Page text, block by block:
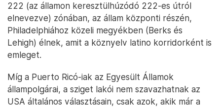
222 (az államon keresztülhúzódó 222-es útról
elnevezve) zónában, az állam központi részén,
Philadelphiához közeli megyékben (Berks és
Lehigh) élnek, amit a köznyelv latino korridorként is
emleget.
Míg a Puerto Ricó-iak az Egyesült Államok
állampolgárai, a sziget lakói nem szavazhatnak az
USA általános választásain, csak azok, akik már a